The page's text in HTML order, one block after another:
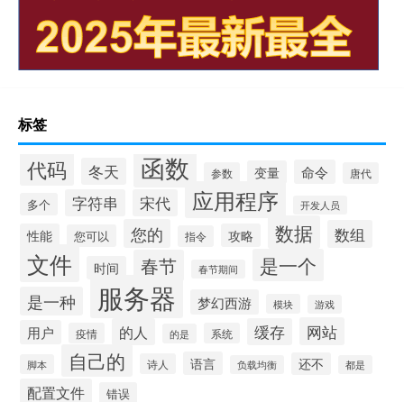
标签
代码 冬天 函数 参数 变量 命令 唐代
多个 字符串 宋代 应用程序 开发人员
性能 您可以 您的 指令 攻略 数据 数组
文件 时间 春节 春节期间 是一个
是一种 服务器 梦幻西游 模块 游戏
用户 疫情 的人 的是 系统 缓存 网站
脚本 自己的 诗人 语言 负载均衡 还不 都是
配置文件 错误